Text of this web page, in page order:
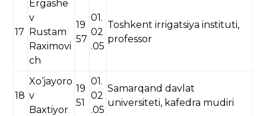
17
Ergashe
v
Rustam
Raximovi
ch
19
57
01.
02
.05
Toshkent irrigatsiya instituti,
professor
18
Xo‘jayoro
v
Baxtiyor
19
51
01.
02
.05
Samarqand davlat
universiteti, kafedra mudiri